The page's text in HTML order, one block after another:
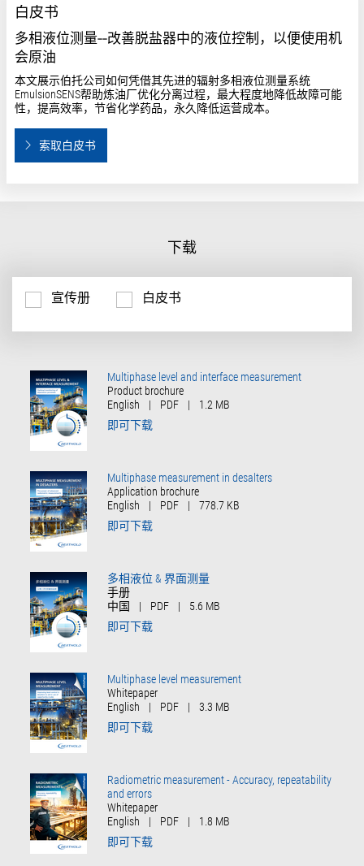
白皮书
多相液位测量--改善脱盐器中的液位控制，以便使用机
会原油
本文展示伯托公司如何凭借其先进的辐射多相液位测量系统
EmulsionSENS帮助炼油厂优化分离过程，最大程度地降低故障可能
性，提高效率，节省化学药品，永久降低运营成本。
索取白皮书
下载
宣传册 白皮书
Multiphase level and interface measurement
Product brochure
English
| PDF |
1.2 MB
即可下载
Multiphase measurement in desalters
Application brochure
English
| PDF |
778.7 KB
即可下载
多相液位 & 界面测量
手册
中国
| PDF |
5.6 MB
即可下载
Multiphase level measurement
Whitepaper
English
| PDF |
3.3 MB
即可下载
Radiometric measurement - Accuracy, repeatability
and errors
Whitepaper
English
| PDF |
1.8 MB
即可下载